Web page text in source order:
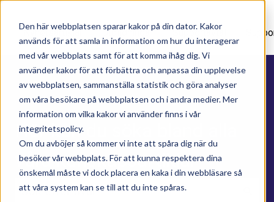
Den här webbplatsen sparar kakor på din dator. Kakor
används för att samla in information om hur du interagerar
med vår webbplats samt för att komma ihåg dig. Vi
använder kakor för att förbättra och anpassa din upplevelse
av webbplatsen, sammanställa statistik och göra analyser
om våra besökare på webbplatsen och i andra medier. Mer
information om vilka kakor vi använder finns i vår
integritetspolicy.
Om du avböjer så kommer vi inte att spåra dig när du
besöker vår webbplats. För att kunna respektera dina
önskemål måste vi dock placera en kaka i din webbläsare så
att våra system kan se till att du inte spåras.
Nyhetsartiklar Utbildningar Supportavtal
Här kan du söka bland alla
våra kunskapsartiklar